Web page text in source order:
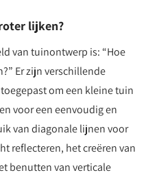
lijken?
van tuinontwerp is: “Hoe
Er zijn verschillende
om een kleine tuin
voor een eenvoudig en
van diagonale lijnen voor
reflecteren, het creëren van
benutten van verticale